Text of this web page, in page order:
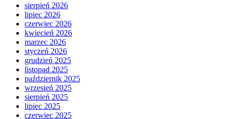
sierpień 2026
lipiec 2026
czerwiec 2026
kwiecień 2026
marzec 2026
styczeń 2026
grudzień 2025
listopad 2025
październik 2025
wrzesień 2025
sierpień 2025
lipiec 2025
czerwiec 2025